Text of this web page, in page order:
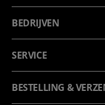
BEDRIJVEN
SERVICE
BESTELLING &